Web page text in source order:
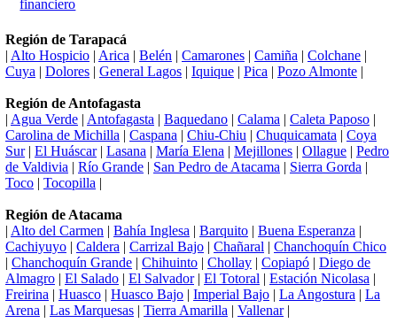
Región de Tarapacá
| Alto Hospicio | Arica | Belén | Camarones | Camiña | Colchane |
Cuya | Dolores | General Lagos | Iquique | Pica | Pozo Almonte |
Región de Antofagasta
| Agua Verde | Antofagasta | Baquedano | Calama | Caleta Paposo |
Carolina de Michilla | Caspana | Chiu-Chiu | Chuquicamata | Coya
Sur| El Huáscar| Lasana | María Elena | Mejillones | Ollague | Pedro
de Valdivia | Río Grande | San Pedro de Atacama | Sierra Gorda |
Toco | Tocopilla |
Región de Atacama
| Alto del Carmen | Bahía Inglesa | Barquito | Buena Esperanza |
Cachiyuyo | Caldera | Carrizal Bajo | Chañaral | Chanchoquín Chico
| Chanchoquín Grande | Chihuinto | Chollay | Copiapó | Diego de
Almagro | El Salado | El Salvador| El Totoral | Estación Nicolasa |
Freirina | Huasco | Huasco Bajo | Imperial Bajo | La Angostura | La
Arena | Las Marquesas | Tierra Amarilla | Vallenar|